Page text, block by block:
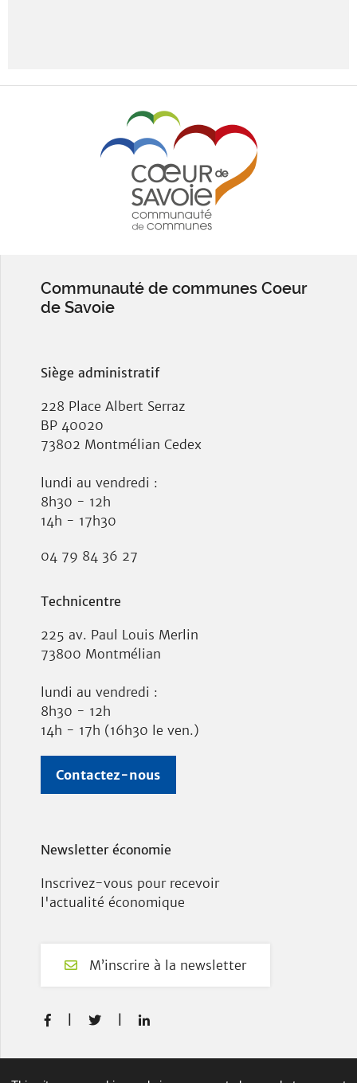
Communauté de communes Coeur
de Savoie
Siège administratif
228 Place Albert Serraz
BP 40020
73802 Montmélian Cedex
lundi au vendredi :
8h30 - 12h
14h - 17h30
04 79 84 36 27
Technicentre
225 av. Paul Louis Merlin
73800 Montmélian
lundi au vendredi :
8h30 - 12h
14h - 17h (16h30 le ven.)
Contactez-nous
Newsletter économie
Inscrivez-vous pour recevoir
l'actualité économique
M’inscrire à la newsletter

c

i

n
Plan du site